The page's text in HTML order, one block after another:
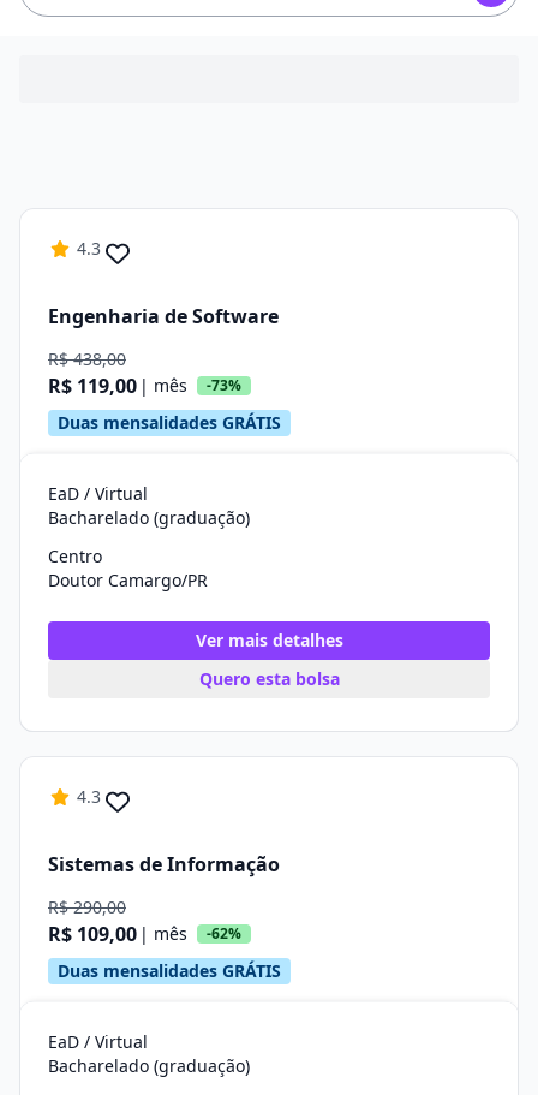
4.3
Engenharia de Software
R$ 438,00
R$ 119,00 | mês -73%
Duas mensalidades GRÁTIS
EaD / Virtual
Bacharelado (graduação)
Centro
Doutor Camargo/PR
Ver mais detalhes
Quero esta bolsa
4.3
Sistemas de Informação
R$ 290,00
R$ 109,00 | mês -62%
Duas mensalidades GRÁTIS
EaD / Virtual
Bacharelado (graduação)